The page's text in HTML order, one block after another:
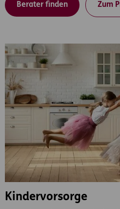
Berater finden Zum
Kindervorsorge